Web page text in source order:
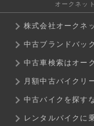
オークネッ
株式会社オークネ
中古ブランドバッ
中古車検索はオー
月額中古バイクリ
中古バイクを探す
レンタルバイクに